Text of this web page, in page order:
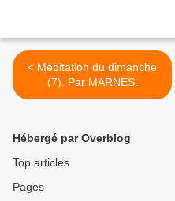
< Méditation du dimanche
(7). Par MARNES.
Hébergé par Overblog
Top articles
Pages